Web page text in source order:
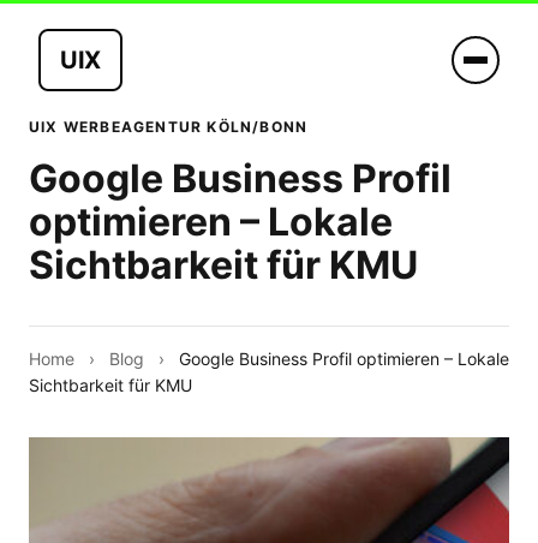
UIX
UIX WERBEAGENTUR KÖLN/BONN
Google Business Profil
optimieren – Lokale
Sichtbarkeit für KMU
Home › Blog ›
Google Business Profil optimieren – Lokale
Sichtbarkeit für KMU